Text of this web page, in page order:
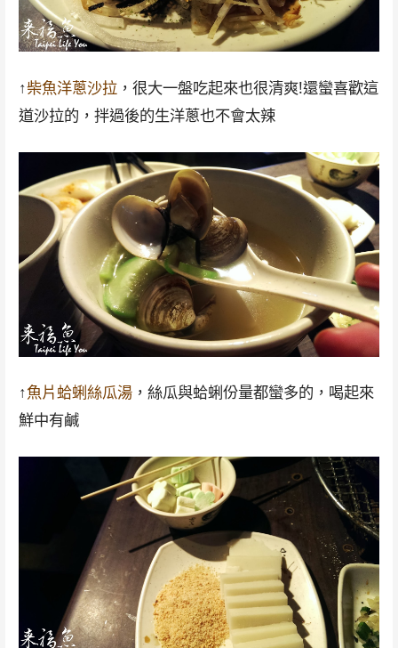
↑柴魚洋蔥沙拉，很大一盤吃起來也很清爽!還蠻喜歡這
道沙拉的，拌過後的生洋蔥也不會太辣
↑魚片蛤蜊絲瓜湯，絲瓜與蛤蜊份量都蠻多的，喝起來
鮮中有鹹